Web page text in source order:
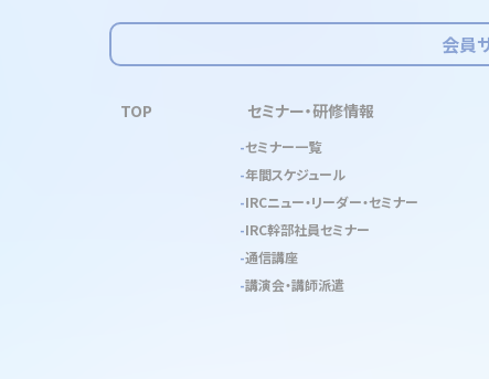
会員
TOP セミナー・研修情報
セミナー一覧
年間スケジュール
IRCニュー・リーダー・セミナー
IRC幹部社員セミナー
通信講座
講演会・講師派遣